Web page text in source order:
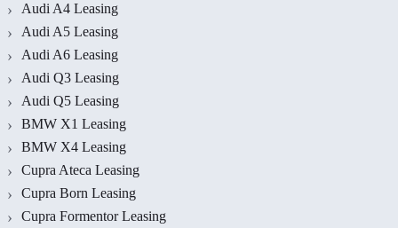
Audi A4 Leasing
Audi A5 Leasing
Audi A6 Leasing
Audi Q3 Leasing
Audi Q5 Leasing
BMW X1 Leasing
BMW X4 Leasing
Cupra Ateca Leasing
Cupra Born Leasing
Cupra Formentor Leasing